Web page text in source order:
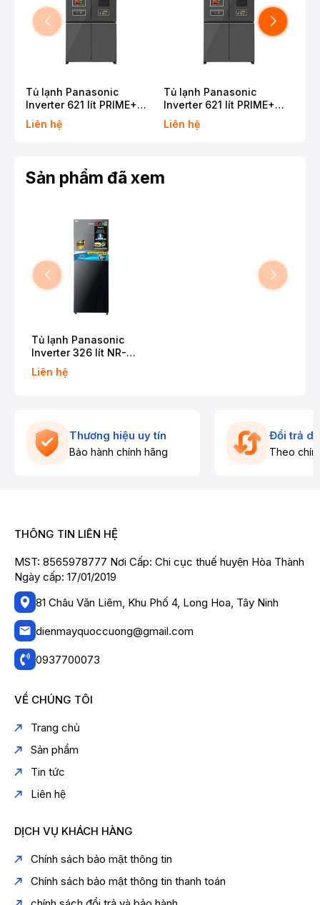
Tủ lạnh Panasonic
Inverter 621 lít PRIME+
Edition Multi Door NR-
XY680YMMV
Liên hệ
Tủ lạnh Panasonic
Inverter 621 lít PRIME+
Edition Multi Door NR-
XY680YMMV
Liên hệ
Sản phẩm đã xem
Tủ lạnh Panasonic
Inverter 326 lít NR-
TL351VGMV
Liên hệ
Thương hiệu uy tín
Bảo hành chính hãng
Đổi trả
Theo
THÔNG TIN LIÊN HỆ
MST: 8565978777 Nơi Cấp: Chi cục thuế huyện Hòa Thành
Ngày cấp: 17/01/2019
81 Châu Văn Liêm, Khu Phố 4, Long Hoa, Tây Ninh
dienmayquoccuong@gmail.com
0937700073
VỀ CHÚNG TÔI
Trang chủ
Sản phẩm
Tin tức
Liên hệ
DỊCH VỤ KHÁCH HÀNG
Chính sách bảo mật thông tin
Chính sách bảo mật thông tin thanh toán